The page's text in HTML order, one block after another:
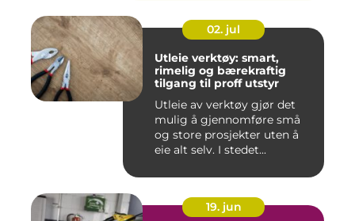
02. jul
Utleie verktøy: smart,
rimelig og bærekraftig
tilgang til proff utstyr
Utleie av verktøy gjør det
mulig å gjennomføre små
og store prosjekter uten å
eie alt selv. I stedet...
19. jun